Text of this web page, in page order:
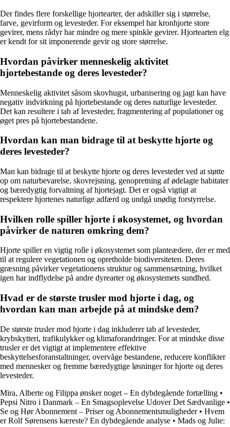
Der findes flere forskellige hjortearter, der adskiller sig i størrelse,
farve, gevirform og levesteder. For eksempel har kronhjorte store
gevirer, mens rådyr har mindre og mere spinkle gevirer. Hjortearten elg
er kendt for sit imponerende gevir og store størrelse.
Hvordan påvirker menneskelig aktivitet
hjortebestande og deres levesteder?
Menneskelig aktivitet såsom skovhugst, urbanisering og jagt kan have
negativ indvirkning på hjortebestande og deres naturlige levesteder.
Det kan resultere i tab af levesteder, fragmentering af populationer og
øget pres på hjortebestandene.
Hvordan kan man bidrage til at beskytte hjorte og
deres levesteder?
Man kan bidrage til at beskytte hjorte og deres levesteder ved at støtte
op om naturbevarelse, skovrejsning, genopretning af ødelagte habitater
og bæredygtig forvaltning af hjortejagt. Det er også vigtigt at
respektere hjortenes naturlige adfærd og undgå unødig forstyrrelse.
Hvilken rolle spiller hjorte i økosystemet, og hvordan
påvirker de naturen omkring dem?
Hjorte spiller en vigtig rolle i økosystemet som planteædere, der er med
til at regulere vegetationen og opretholde biodiversiteten. Deres
græsning påvirker vegetationens struktur og sammensætning, hvilket
igen har indflydelse på andre dyrearter og økosystemets sundhed.
Hvad er de største trusler mod hjorte i dag, og
hvordan kan man arbejde på at mindske dem?
De største trusler mod hjorte i dag inkluderer tab af levesteder,
krybskytteri, trafikulykker og klimaforandringer. For at mindske disse
trusler er det vigtigt at implementere effektive
beskyttelsesforanstaltninger, overvåge bestandene, reducere konflikter
med mennesker og fremme bæredygtige løsninger for hjorte og deres
levesteder.
Mira, Alberte og Filippa ønsker noget – En dybdegående fortælling •
Pepsi Nitro i Danmark – En Smagsoplevelse Udover Det Sædvanlige •
Se og Hør Abonnement – Priser og Abonnementsmuligheder• Hvem
er Rolf Sørensens kæreste? En dybdegående analyse • Mads og Julie: